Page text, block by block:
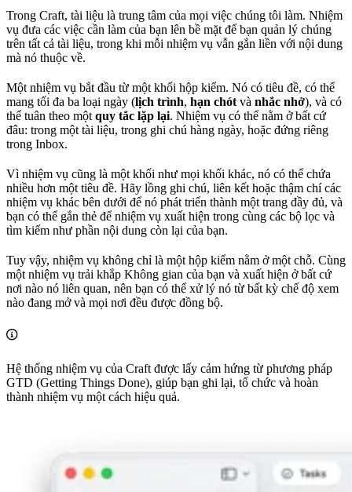
Trong Craft, tài liệu là trung tâm của mọi việc chúng tôi làm. Nhiệm
vụ đưa các việc cần làm của bạn lên bề mặt để bạn quản lý chúng
trên tất cả tài liệu, trong khi mỗi nhiệm vụ vẫn gắn liền với nội dung
mà nó thuộc về.
Một nhiệm vụ bắt đầu từ một khối hộp kiểm. Nó có tiêu đề, có thể
mang tối đa ba loại ngày (lịch trình, hạn chót và nhắc nhở), và có
thể tuân theo một quy tắc lặp lại. Nhiệm vụ có thể nằm ở bất cứ
đâu: trong một tài liệu, trong ghi chú hàng ngày, hoặc đứng riêng
trong Inbox.
Vì nhiệm vụ cũng là một khối như mọi khối khác, nó có thể chứa
nhiều hơn một tiêu đề. Hãy lồng ghi chú, liên kết hoặc thậm chí các
nhiệm vụ khác bên dưới để nó phát triển thành một trang đầy đủ, và
bạn có thể gắn thẻ để nhiệm vụ xuất hiện trong cùng các bộ lọc và
tìm kiếm như phần nội dung còn lại của bạn.
Tuy vậy, nhiệm vụ không chỉ là một hộp kiểm nằm ở một chỗ. Cùng
một nhiệm vụ trải khắp Không gian của bạn và xuất hiện ở bất cứ
nơi nào nó liên quan, nên bạn có thể xử lý nó từ bất kỳ chế độ xem
nào đang mở và mọi nơi đều được đồng bộ.
Hệ thống nhiệm vụ của Craft được lấy cảm hứng từ phương pháp
GTD (Getting Things Done), giúp bạn ghi lại, tổ chức và hoàn
thành nhiệm vụ một cách hiệu quả.